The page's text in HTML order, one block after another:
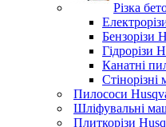
Різка
Бензорізи
Гідрорізи
Канатні
Пилососи
Шліфувальні
Плиткорізи